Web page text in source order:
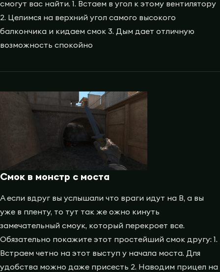
смогут вас найти. 1. Встаем в угол к этому вентилятору
2. Целимся на верхний угол самого высокого
балкончика и кидаем смок 3. Дым дает отличную
возможность спокойно
Смок в монстр с моста
А если вдруг вы услышали что враги идут на B, а вы
уже в пленту, то тут так же ожно кинуть
замечательный смоук, который перекроет все.
Обязательно покажите этот простейший смок другу: 1.
Встраем четно на этот выступ у начала моста. Для
удобства можно даже присесть 2. Наводим прицел на